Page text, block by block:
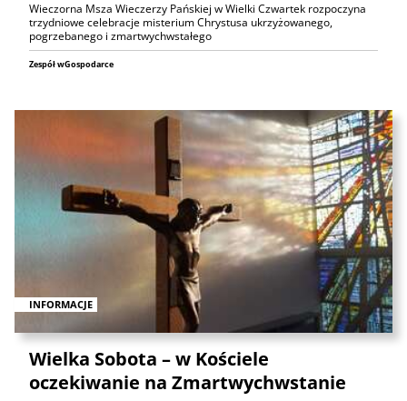
Wieczorna Msza Wieczerzy Pańskiej w Wielki Czwartek rozpoczyna
trzydniowe celebracje misterium Chrystusa ukrzyżowanego,
pogrzebanego i zmartwychwstałego
Zespół wGospodarce
INFORMACJE
Wielka Sobota – w Kościele
oczekiwanie na Zmartwychwstanie